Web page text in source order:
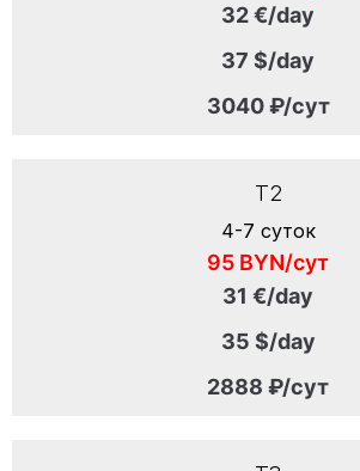
32 €/day
37 $/day
3040 ₽/сут
T2
4-7 суток
95 BYN/сут
31 €/day
35 $/day
2888 ₽/сут